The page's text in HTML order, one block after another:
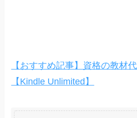
【おすすめ記事】資格の教材
【Kindle Unlimited】